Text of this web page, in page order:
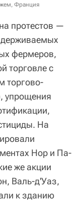
Франция
протестов —
фермеров,
торговле с
торгово-
упрощения
На
Нор и Па-
же акции
Валь-д'Уаз,
к зданию